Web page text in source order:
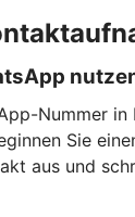
Nummer
Sie
aus und